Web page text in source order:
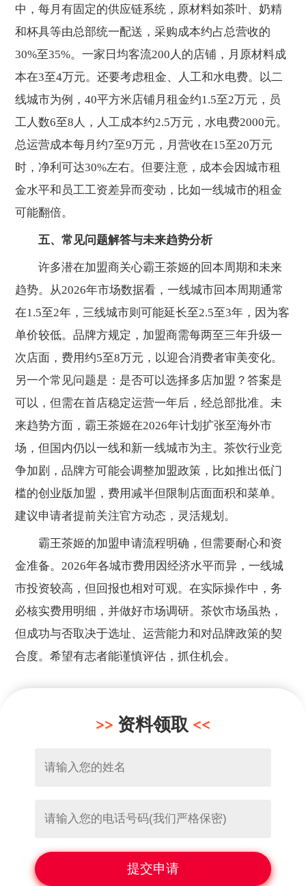
中，每月有固定的供应链系统，原材料如茶叶、奶精
和杯具等由总部统一配送，采购成本约占总营收的
30%至35%。一家日均客流200人的店铺，月原材料成
本在3至4万元。还要考虑租金、人工和水电费。以二
线城市为例，40平方米店铺月租金约1.5至2万元，员
工人数6至8人，人工成本约2.5万元，水电费2000元。
总运营成本每月约7至9万元，月营收在15至20万元
时，净利可达30%左右。但要注意，成本会因城市租
金水平和员工工资差异而变动，比如一线城市的租金
可能翻倍。
五、常见问题解答与未来趋势分析
许多潜在加盟商关心霸王茶姬的回本周期和未来
趋势。从2026年市场数据看，一线城市回本周期通常
在1.5至2年，三线城市则可能延长至2.5至3年，因为客
单价较低。品牌方规定，加盟商需每两至三年升级一
次店面，费用约5至8万元，以迎合消费者审美变化。
另一个常见问题是：是否可以选择多店加盟？答案是
可以，但需在首店稳定运营一年后，经总部批准。未
来趋势方面，霸王茶姬在2026年计划扩张至海外市
场，但国内仍以一线和新一线城市为主。茶饮行业竞
争加剧，品牌方可能会调整加盟政策，比如推出低门
槛的创业版加盟，费用减半但限制店面面积和菜单。
建议申请者提前关注官方动态，灵活规划。
霸王茶姬的加盟申请流程明确，但需要耐心和资
金准备。2026年各城市费用因经济水平而异，一线城
市投资较高，但回报也相对可观。在实际操作中，务
必核实费用明细，并做好市场调研。茶饮市场虽热，
但成功与否取决于选址、运营能力和对品牌政策的契
合度。希望有志者能谨慎评估，抓住机会。
资料领取